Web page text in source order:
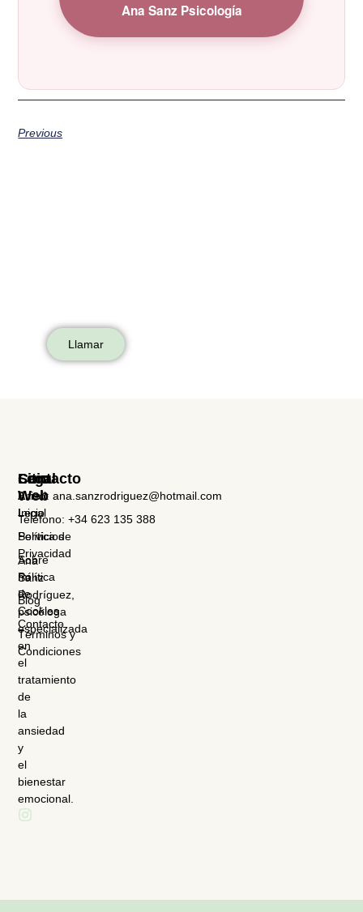
Ana Sanz Psicología
Previous
Llamar
Ana
Sanz
Rodríguez,
psicóloga
especializada
en
el
tratamiento
de
la
ansiedad
y
el
bienestar
emocional.
Sitio
Web
Inicio
Servicios
Sobre
mí
Blog
Contacto
Legal
Aviso
Legal
Política de
Privacidad
Política
de
Cookies
Términos y
Condiciones
Contacto
Email: ana.sanzrodriguez@hotmail.com
Teléfono: +34 623 135 388